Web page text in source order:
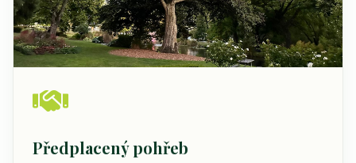
Předplacený pohřeb